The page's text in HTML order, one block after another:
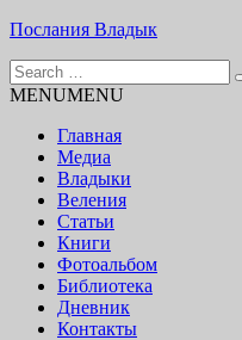
Skip
content
Послания Владык
Основу сайта
Search
for:
MENUMENU
Главная
Медиа
Владыки
Веления
Статьи
Книги
Фотоальбом
Библиотека
Дневник
Контакты